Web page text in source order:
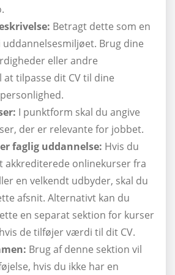
Betragt dette som en
uddannelsesmiljøet. Brug dine
eller andre
tilpasse dit CV til dine
I punktform skal du angive
der er relevante for jobbet.
faglig uddannelse: Hvis du
akkrediterede onlinekurser fra
en velkendt udbyder, skal du
afsnit. Alternativt kan du
en separat sektion for kurser
de tilføjer værdi til dit CV.
Brug af denne sektion vil
hvis du ikke har en